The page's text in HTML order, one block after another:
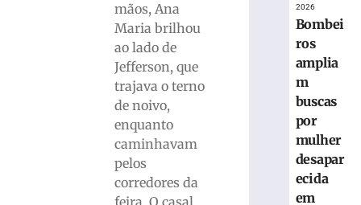
mãos, Ana
Maria brilhou
ao lado de
Jefferson, que
trajava o terno
de noivo,
enquanto
caminhavam
pelos
corredores da
Homem
condenado
pagar
2026
Bombei
ros
amplia
m
buscas
por
mulher
desapar
ecida
em